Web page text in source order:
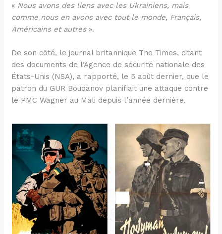
« Nous avons des liens avec les Ukrainiens, mais
comme nous en avons avec tout le monde, Français,
Américains et autres».
De son côté, le journal britannique The Times, citant
des documents de l’Agence de sécurité nationale des
États-Unis (NSA), a rapporté, le 5 août dernier, que le
patron du GUR Boudanov planifiait une attaque contre
le PMC Wagner au Mali depuis l’année dernière.